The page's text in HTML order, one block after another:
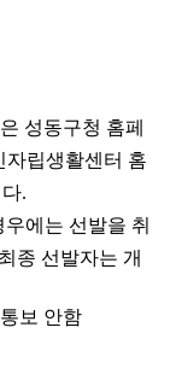
성동구청 홈페
자립생활센터 홈
.
에는 선발을 취
종 선발자는 개
보 안함